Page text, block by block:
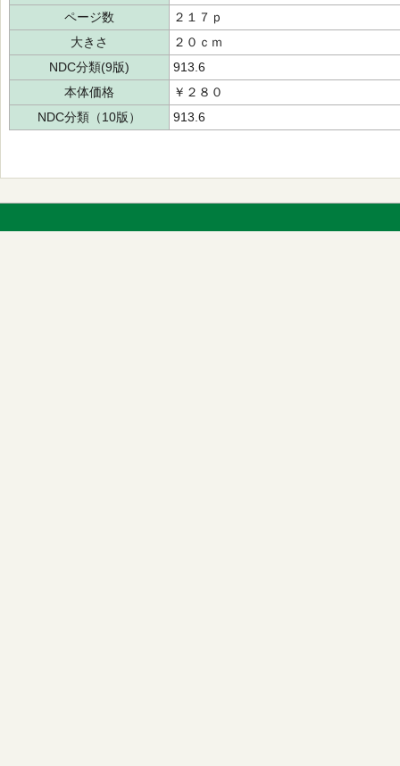
ページ数
２１７ｐ
大きさ
２０ｃｍ
NDC分類(9版)
913.6
本体価格
￥２８０
NDC分類（10版）
913.6